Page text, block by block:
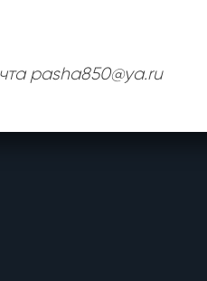
pasha850@ya.ru